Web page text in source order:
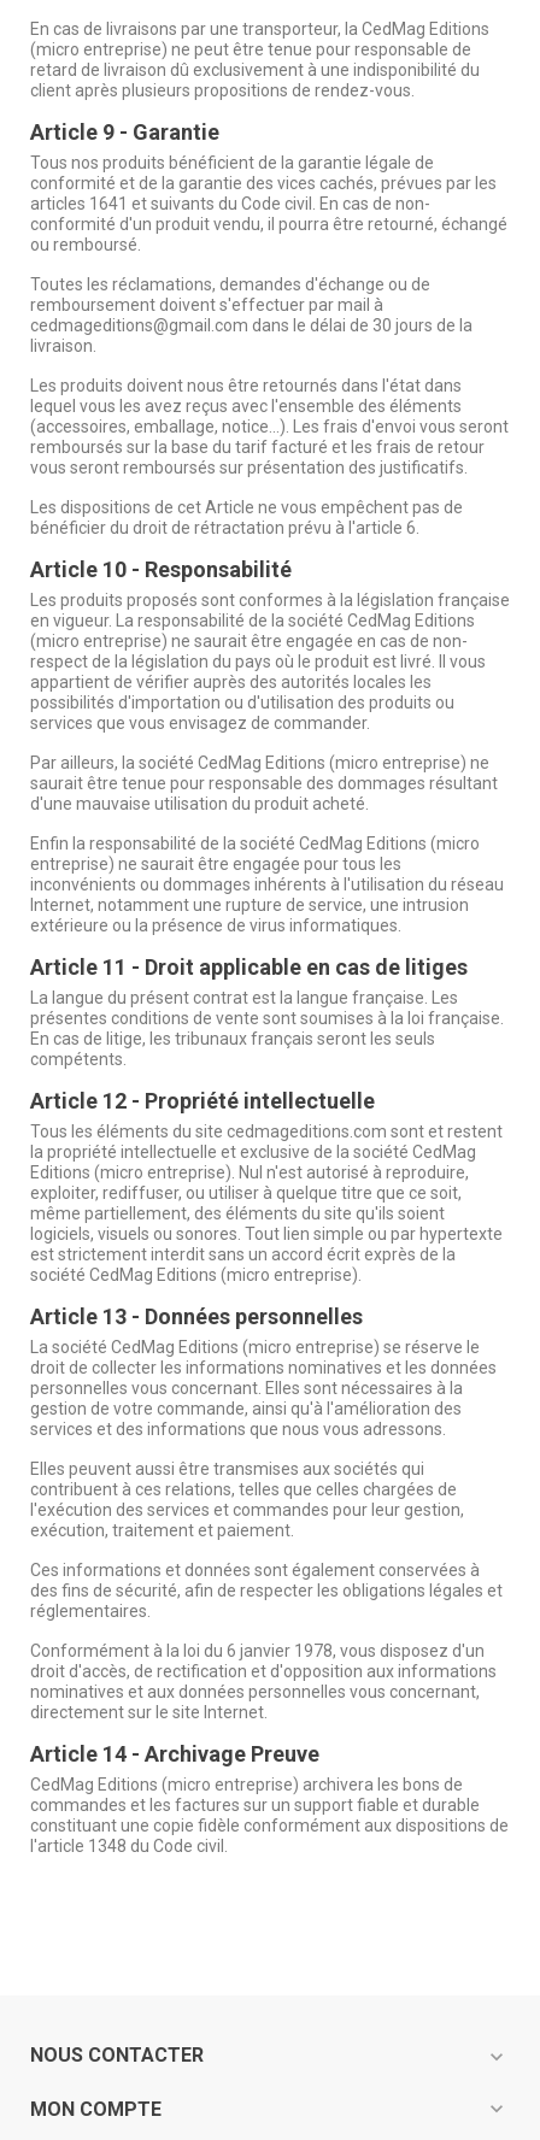
En cas de livraisons par une transporteur, la CedMag Editions
(micro entreprise) ne peut être tenue pour responsable de
retard de livraison dû exclusivement à une indisponibilité du
client après plusieurs propositions de rendez-vous.
Article 9 - Garantie
Tous nos produits bénéficient de la garantie légale de
conformité et de la garantie des vices cachés, prévues par les
articles 1641 et suivants du Code civil. En cas de non-
conformité d'un produit vendu, il pourra être retourné, échangé
ou remboursé.
Toutes les réclamations, demandes d'échange ou de
remboursement doivent s'effectuer par mail à
cedmageditions@gmail.com dans le délai de 30 jours de la
livraison.
Les produits doivent nous être retournés dans l'état dans
lequel vous les avez reçus avec l'ensemble des éléments
(accessoires, emballage, notice...). Les frais d'envoi vous seront
remboursés sur la base du tarif facturé et les frais de retour
vous seront remboursés sur présentation des justificatifs.
Les dispositions de cet Article ne vous empêchent pas de
bénéficier du droit de rétractation prévu à l'article 6.
Article 10 - Responsabilité
Les produits proposés sont conformes à la législation française
en vigueur. La responsabilité de la société CedMag Editions
(micro entreprise) ne saurait être engagée en cas de non-
respect de la législation du pays où le produit est livré. Il vous
appartient de vérifier auprès des autorités locales les
possibilités d'importation ou d'utilisation des produits ou
services que vous envisagez de commander.
Par ailleurs, la société CedMag Editions (micro entreprise) ne
saurait être tenue pour responsable des dommages résultant
d'une mauvaise utilisation du produit acheté.
Enfin la responsabilité de la société CedMag Editions (micro
entreprise) ne saurait être engagée pour tous les
inconvénients ou dommages inhérents à l'utilisation du réseau
Internet, notamment une rupture de service, une intrusion
extérieure ou la présence de virus informatiques.
Article 11 - Droit applicable en cas de litiges
La langue du présent contrat est la langue française. Les
présentes conditions de vente sont soumises à la loi française.
En cas de litige, les tribunaux français seront les seuls
compétents.
Article 12 - Propriété intellectuelle
Tous les éléments du site cedmageditions.com sont et restent
la propriété intellectuelle et exclusive de la société CedMag
Editions (micro entreprise). Nul n'est autorisé à reproduire,
exploiter, rediffuser, ou utiliser à quelque titre que ce soit,
même partiellement, des éléments du site qu'ils soient
logiciels, visuels ou sonores. Tout lien simple ou par hypertexte
est strictement interdit sans un accord écrit exprès de la
société CedMag Editions (micro entreprise).
Article 13 - Données personnelles
La société CedMag Editions (micro entreprise) se réserve le
droit de collecter les informations nominatives et les données
personnelles vous concernant. Elles sont nécessaires à la
gestion de votre commande, ainsi qu'à l'amélioration des
services et des informations que nous vous adressons.
Elles peuvent aussi être transmises aux sociétés qui
contribuent à ces relations, telles que celles chargées de
l'exécution des services et commandes pour leur gestion,
exécution, traitement et paiement.
Ces informations et données sont également conservées à
des fins de sécurité, afin de respecter les obligations légales et
réglementaires.
Conformément à la loi du 6 janvier 1978, vous disposez d'un
droit d'accès, de rectification et d'opposition aux informations
nominatives et aux données personnelles vous concernant,
directement sur le site Internet.
Article 14 - Archivage Preuve
CedMag Editions (micro entreprise) archivera les bons de
commandes et les factures sur un support fiable et durable
constituant une copie fidèle conformément aux dispositions de
l'article 1348 du Code civil.
NOUS CONTACTER expand_more
MON COMPTE expand_more